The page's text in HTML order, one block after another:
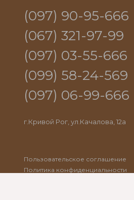
(097) 90-95-666
(067) 321-97-99
(097) 03-55-666
(099) 58-24-569
(097) 06-99-666
г.Кривой Рог, ул.Качалова, 12а
Пользовательское соглашение
Политика конфиденциальности